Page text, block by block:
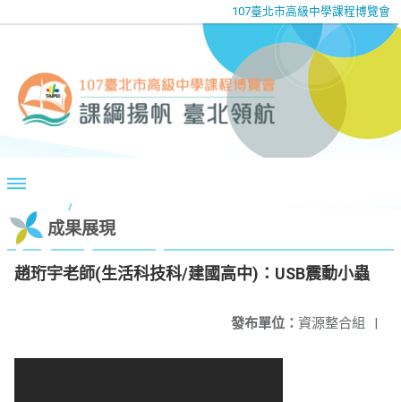
107臺北市高級中學課程博覽會
成果展現
趙珩宇老師(生活科技科/建國高中)：USB震動小蟲
發布單位： 資源整合組 |